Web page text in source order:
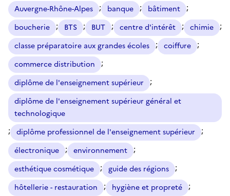
Auvergne-Rhône-Alpes ; banque ; bâtiment ;
boucherie ; BTS ; BUT ; centre d'intérêt ; chimie ;
classe préparatoire aux grandes écoles ; coiffure ;
commerce distribution ;
diplôme de l'enseignement supérieur ;
diplôme de l'enseignement supérieur général et
technologique
; diplôme professionnel de l'enseignement supérieur ;
électronique ; environnement ;
esthétique cosmétique ; guide des régions ;
hôtellerie - restauration ; hygiène et propreté ;